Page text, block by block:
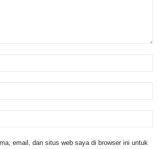
email, dan situs web saya di browser ini untuk